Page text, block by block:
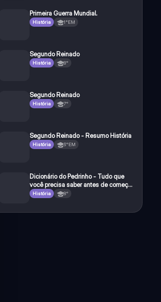
Primeira Guerra Mundial.
História 1°EM
Segundo Reinado
História 8°
Segundo Reinado
História 7°
Segundo Reinado - Resumo História
História 3°EM
Dicionário do Pedrinho - Tudo que
você precisa saber antes de começar
a e studar o segundo reinado!
História 8°